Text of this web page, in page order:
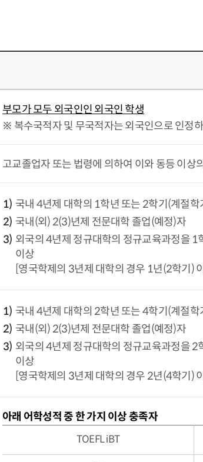
부모가 모두 외국인인 외국인 학생
※ 복수국적자 및 무국적자는 외국인으로 인정
고교졸업자 또는 법령에 의하여 이와 동등 이상
국내 4년제 대학의 1학년 또는 2학기(계절학
국내(외) 2(3)년제 전문대학 졸업(예정)자
외국의 4년제 정규대학의 정규교육과정을
이상
[영국학제의 3년제 대학의 경우 1년(2학기)
국내 4년제 대학의 2학년 또는 4학기(계절학
국내(외) 2(3)년제 전문대학 졸업(예정)자
외국의 4년제 정규대학의 정규교육과정을
이상
[영국학제의 3년제 대학의 경우 2년(4학기)
아래 어학성적 중 한 가지 이상 충족자
TOEFL iBT